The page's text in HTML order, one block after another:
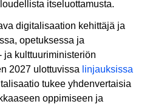
itseluottamusta.
digitalisaation kehittäjä ja
opetuksessa ja
ja kulttuuriministeriön
2027 ulottuvissa linjauksissa
tukee yhdenvertaisia
oppimiseen ja